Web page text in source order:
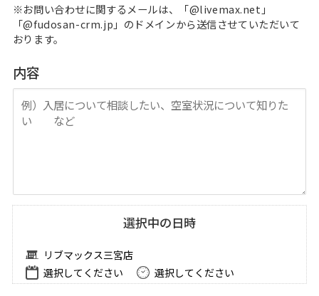
※お問い合わせに関するメールは、「@livemax.net」
「@fudosan-crm.jp」のドメインから送信させていただいて
おります。
内容
選択中の日時
リブマックス三宮店
選択してください
選択してください